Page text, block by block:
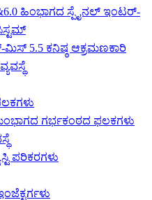
&6.0 ಹಿಂಭಾಗದ ಸ್ಪೈನಲ್ ಇಂಟರ್-
5.5 ಕನಿಷ್ಠ ಆಕ್ರಮಣಕಾರಿ
ಗರ್ಭಕಂಠದ ಫಲಕಗಳು
ಪರಿಕರಗಳು